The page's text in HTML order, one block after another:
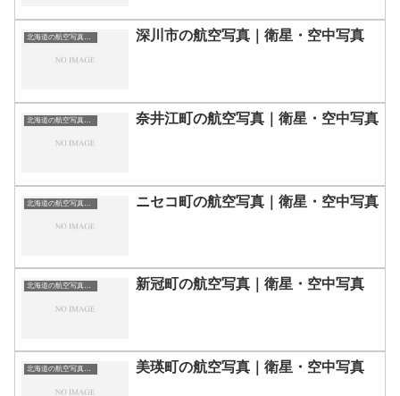
深川市の航空写真｜衛星・空中写真
奈井江町の航空写真｜衛星・空中写真
ニセコ町の航空写真｜衛星・空中写真
北海道の航空写真・空中写真 新冠町の航空写真｜衛星・空中写真
北海道の航空写真・空中写真 美瑛町の航空写真｜衛星・空中写真